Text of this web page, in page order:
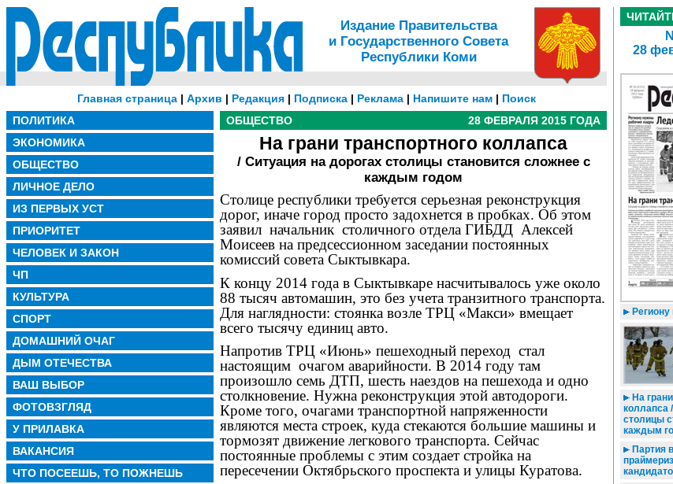
Издание Правительства
и Государственного Совета
Республики Коми
Главная страница | Архив | Редакция | Подписка | Реклама | Напишите нам | Поиск
ПОЛИТИКА
ЭКОНОМИКА
ОБЩЕСТВО
ЛИЧНОЕ ДЕЛО
ИЗ ПЕРВЫХ УСТ
ПРИОРИТЕТ
ЧЕЛОВЕК И ЗАКОН
ЧП
КУЛЬТУРА
СПОРТ
ДОМАШНИЙ ОЧАГ
ДЫМ ОТЕЧЕСТВА
ВАШ ВЫБОР
ФОТОВЗГЛЯД
У ПРИЛАВКА
ВАКАНСИЯ
ЧТО ПОСЕЕШЬ, ТО ПОЖНЕШЬ
ОБЩЕСТВО 28 ФЕВРАЛЯ 2015 ГОДА
На грани транспортного коллапса
/ Ситуация на дорогах столицы становится сложнее с
каждым годом
Столице республики требуется серьезная реконструкция
дорог, иначе город просто задохнется в пробках. Об этом
заявил начальник столичного отдела ГИБДД Алексей
Моисеев на предсессионном заседании постоянных
комиссий совета Сыктывкара.
К концу 2014 года в Сыктывкаре насчитывалось уже около
88 тысяч автомашин, это без учета транзитного транспорта.
Для наглядности: стоянка возле ТРЦ «Макси» вмещает
всего тысячу единиц авто.
Напротив ТРЦ «Июнь» пешеходный переход стал
настоящим очагом аварийности. В 2014 году там
произошло семь ДТП, шесть наездов на пешехода и одно
столкновение. Нужна реконструкция этой автодороги.
Кроме того, очагами транспортной напряженности
являются места строек, куда стекаются большие машины и
тормозят движение легкового транспорта. Сейчас
постоянные проблемы с этим создает стройка на
пересечении Октябрьского проспекта и улицы Куратова.
28
На
коллапса
столицы
каждым
Партия